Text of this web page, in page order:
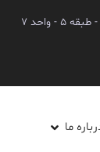
واحد 7
ما